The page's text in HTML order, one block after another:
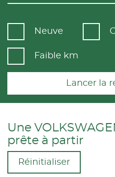
Neuve
Faible km
Lancer la
Une
prête à partir
Réinitialiser